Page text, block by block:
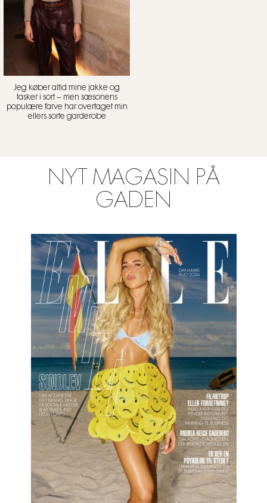
Jeg køber altid mine jakke og
tasker i sort – men sæsonens
populære farve har overtaget min
ellers sorte garderobe
NYT MAGASIN PÅ
GADEN